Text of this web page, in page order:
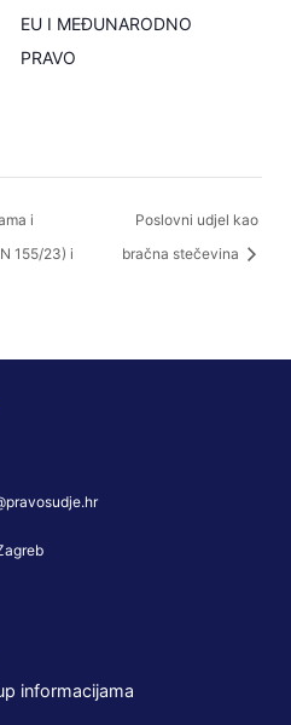
EU I MEĐUNARODNO
PRAVO
i
155/23) i
Poslovni udjel kao
bračna stečevina
informacijama